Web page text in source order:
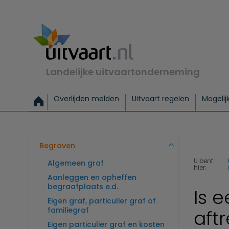
Landelijke uitvaartonderneming
Overlijden melden Uitvaart regelen
Exclusieve uitvaart Begrafenis Basis
Begraven
Algemeen graf
Aanleggen en opheffen
begraafplaats e.d.
Eigen graf, particulier graf of
familiegraf
Eigen particulier graf en kosten
U bent
hier:
Is